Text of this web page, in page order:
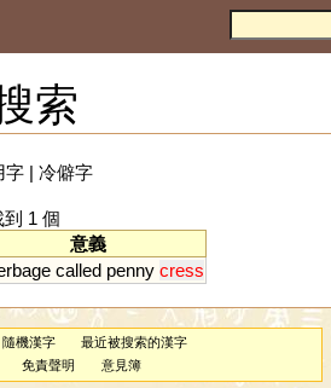
索
字| 冷僻字
到 1 個
意義
called penny cress
隨機漢字
最近被搜索的漢字
免責聲明 意見簿